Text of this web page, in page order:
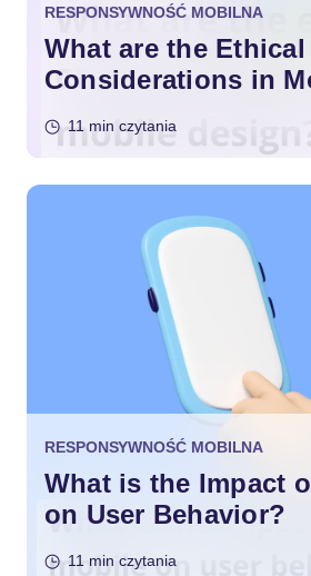
RESPONSYWNOŚĆ MOBILNA
What are the Ethical
Considerations in
11 min czytania
RESPONSYWNOŚĆ MOBILNA
What is the Impact
on User Behavior?
11 min czytania